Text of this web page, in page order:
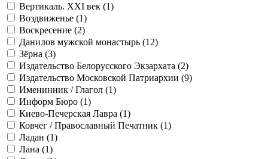
Вертикаль. XXI век (1)
Воздвиженье (1)
Воскресение (2)
Данилов мужской монастырь (12)
Зёрна (3)
Издательство Белорусского Экзархата (2)
Издательство Московской Патриархии (9)
Именинник / Глагол (1)
Информ Бюро (1)
Киево-Печерская Лавра (1)
Ковчег / Православный Печатник (1)
Ладан (1)
Лана (1)